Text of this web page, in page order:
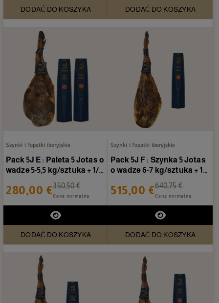
DODAĆ DO KOSZYKA DODAĆ DO KOSZYKA
Szynki i ?opatki iberyjskie
Pack 5J E : Paleta 5 Jotas o
wadze 5-5,5 kg/sztuka + 1/2
280,00 €350,50 €
Cena normalna
DODAĆ DO KOSZYKA
Szynki i ?opatki iberyjskie
Pack 5J F : Szynka 5 Jotas
o wadze 6-7 kg/sztuka + 1/2
515,00 €640,75 €
Cena normalna
DODAĆ DO KOSZYKA